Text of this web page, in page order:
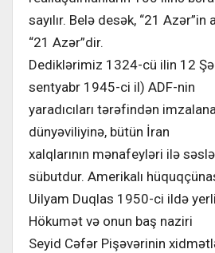
sayılır. Belə desək, “21 Azər”in
“21 Azər”dir.
Dediklərimiz 1324-cü ilin 12
sentyabr 1945-ci il) ADF-nin
yaradıcıları tərəfindən
dünyəviliyinə, bütün İran
xalqlarının mənafeyləri ilə
sübutdur. Amerikalı
Uilyam Duqlas 1950-ci ildə
Hökumət və onun baş naziri
Seyid Cəfər Pişəvərinin